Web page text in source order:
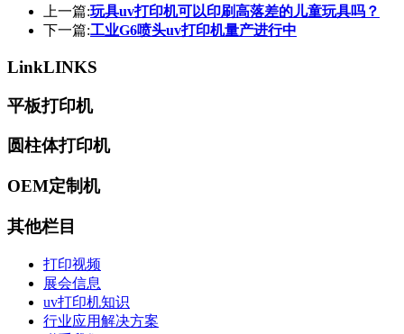
上一篇:玩具uv打印机可以印刷高落差的儿童玩具吗？
下一篇:工业G6喷头uv打印机量产进行中
LinkLINKS
平板打印机
圆柱体打印机
OEM定制机
其他栏目
打印视频
展会信息
uv打印机知识
行业应用解决方案